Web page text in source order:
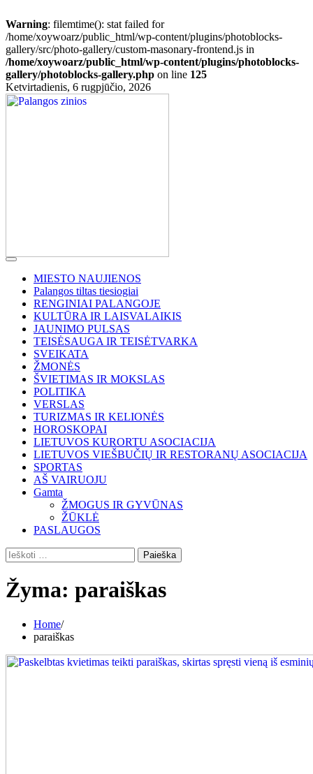
Warning: filemtime(): stat failed for
/home/xoywoarz/public_html/wp-content/plugins/photoblocks-
gallery/src/photo-gallery/custom-masonary-frontend.js in
/home/xoywoarz/public_html/wp-content/plugins/photoblocks-
gallery/photoblocks-gallery.php on line 125
Skip
to
Ketvirtadienis, 6 rugpjūčio, 2026
MIESTO NAUJIENOS
Palangos tiltas tiesiogiai
RENGINIAI PALANGOJE
KULTŪRA IR LAISVALAIKIS
JAUNIMO PULSAS
TEISĖSAUGA IR TEISĖTVARKA
SVEIKATA
ŽMONĖS
ŠVIETIMAS IR MOKSLAS
POLITIKA
VERSLAS
TURIZMAS IR KELIONĖS
HOROSKOPAI
LIETUVOS KURORTU ASOCIACIJA
LIETUVOS VIEŠBUČIŲ IR RESTORANŲ ASOCIACIJA
SPORTAS
AŠ VAIRUOJU
Gamta
ŽMOGUS IR GYVŪNAS
ŽŪKLĖ
PASLAUGOS
Ieškoti:
Žyma: paraiškas
Home
paraiškas